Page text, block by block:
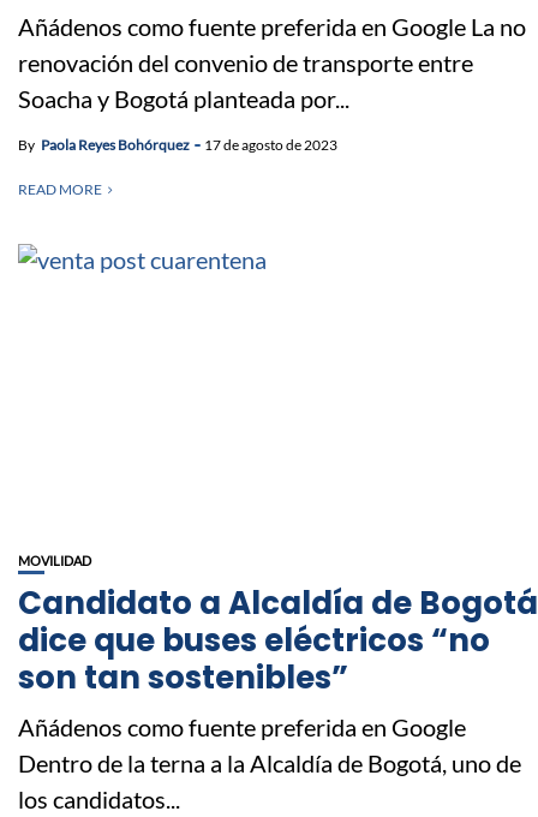
Añádenos como fuente preferida en Google La no
renovación del convenio de transporte entre
Soacha y Bogotá planteada por...
By Paola Reyes Bohórquez 17 de agosto de 2023
READ MORE
MOVILIDAD
Candidato a Alcaldía de Bogotá
dice que buses eléctricos “no
son tan sostenibles”
Añádenos como fuente preferida en Google
Dentro de la terna a la Alcaldía de Bogotá, uno de
los candidatos...